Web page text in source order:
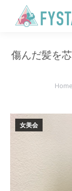
傷んだ髪を
You
Home
女美会